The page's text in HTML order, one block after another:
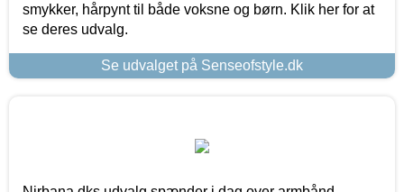
smykker, hårpynt til både voksne og børn. Klik her for at
se deres udvalg.
Se udvalget på Senseofstyle.dk